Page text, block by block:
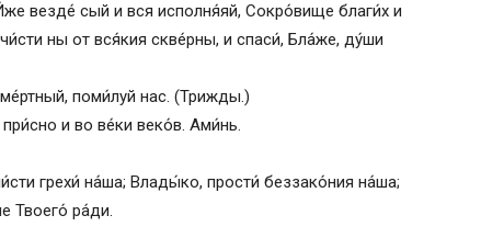
везде́ сый и вся исполня́яй, Сокро́вище благи́х и
ны от вся́кия скве́рны, и спаси́, Бла́же, ду́ши
поми́луй нас. (Трижды.)
и во ве́ки веко́в. Ами́нь.
грехи́ на́ша; Влады́ко, прости́ беззако́ния на́ша;
Твоего́ ра́ди.